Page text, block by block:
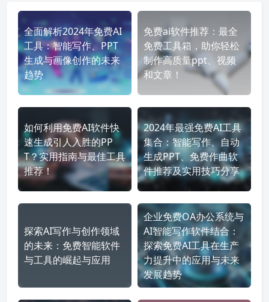
全面解析2024年免费AI
工具：智能写作、PPT
生成与画像创作的未来
趋势
免费ai软件推荐：最全
免费工具箱，助你轻松
制作高质量ppt、视频
和文章！
如何利用免费AI软件快
速生成引人入胜的PP
T？实用指南与最佳工具
推荐！
2024年最强免费AI工具
集合：智能写作、自动
生成PPT、免费作曲软
件推荐及实用技巧分享
探索AI写作与创作领域
的未来：免费智能软件
与工具的崛起与应用
企业免费OA办公系统与
AI智能写作软件结合：
探索免费AI工具在生产
力提升中的应用与未来
发展趋势